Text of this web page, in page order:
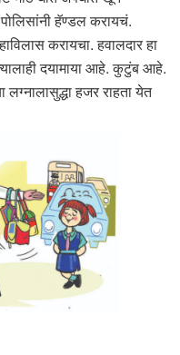
हॅण्डल करायचं.
करायचा. हवालदार हा
दयामाया आहे. कुटुंब आहे.
लग्नालासुद्धा हजर राहता येत